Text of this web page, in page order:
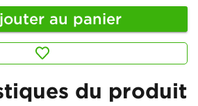
au panier
du produit